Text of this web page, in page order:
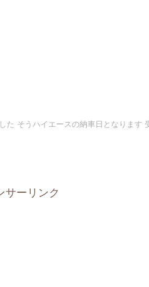
た そうハイエースの納車日となります
サーリンク